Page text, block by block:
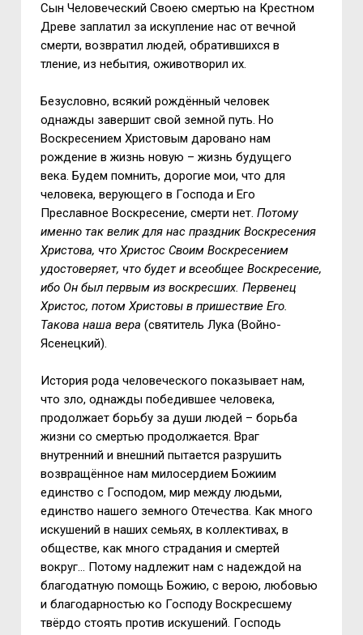
Сын Человеческий Своею смертью на Крестном
Древе заплатил за искупление нас от вечной
смерти, возвратил людей, обратившихся в
тление, из небытия, оживотворил их.
Безусловно, всякий рождённый человек
однажды завершит свой земной путь. Но
Воскресением Христовым даровано нам
рождение в жизнь новую – жизнь будущего
века. Будем помнить, дорогие мои, что для
человека, верующего в Господа и Его
Преславное Воскресение, смерти нет.Потому
именно так велик для нас праздник Воскресения
Христова, что Христос Своим Воскресением
удостоверяет, что будет и всеобщее Воскресение,
ибо Он был первым из воскресших. Первенец
Христос, потом Христовы в пришествие Его.
Такова наша вера (святитель Лука (Войно-
Ясенецкий).
История рода человеческого показывает нам,
что зло, однажды победившее человека,
продолжает борьбу за души людей – борьба
жизни со смертью продолжается. Враг
внутренний и внешний пытается разрушить
возвращённое нам милосердием Божиим
единство с Господом, мир между людьми,
единство нашего земного Отечества. Как много
искушений в наших семьях, в коллективах, в
обществе, как много страдания и смертей
вокруг… Потому надлежит нам с надеждой на
благодатную помощь Божию, с верою, любовью
и благодарностью ко Господу Воскресшему
твёрдо стоять против искушений. Господь